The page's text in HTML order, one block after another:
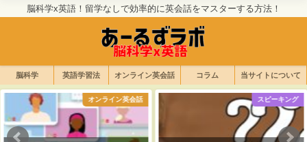
脳科学x英語！留学なしで効率的に英会話をマスターする方法！
脳科学 英語学習法 オンライン英会話 コラム 当サイトについて
オンライン英会話 スピーキング